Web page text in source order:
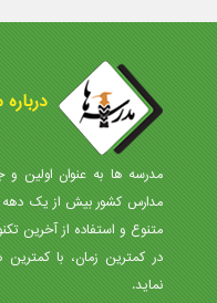
مدرسه ها به عنوان
مدارس کشور بیش از یک
متنوع و استفاده از آخرین
در کمترین زمان، با کمترین
نماید.